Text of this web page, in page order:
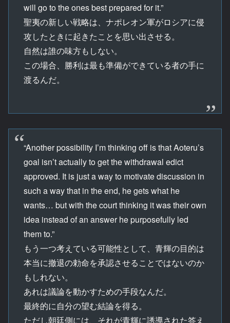
will go to the ones best prepared for it.”
聖夷の新しい戦略は、ナポレオン軍がロシアに侵
攻したときに起きたことを思い出させる。
自然は誰の味方もしない。
この場合、勝利は最も準備ができている者の手に
渡るんだ。
“Another possibility I’m thinking off is that Aoteru’s
goal isn’t actually to get the withdrawal edict
approved. It is just a way to motivate discussion in
such a way that in the end, he gets what he
wants… but with the court thinking it was their own
idea instead of an answer he purposefully led
them to.”
もう一つ考えている可能性として、青輝の目的は
本当に撤退の勅命を承認させることではないのか
もしれない。
あれは議論を動かすための手段なんだ。
最終的に自分の望む結論を得る。
ただし朝廷側には、それが青輝に誘導された答え